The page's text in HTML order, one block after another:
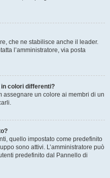
che ne stabilisce anche il leader.
l’amministratore, via posta
in colori differenti?
assegnare un colore ai membri di un
quello impostato come predefinito
sono attivi. L’amministratore può
predefinito dal Pannello di